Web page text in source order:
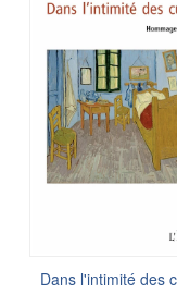
Dans l'intimité des